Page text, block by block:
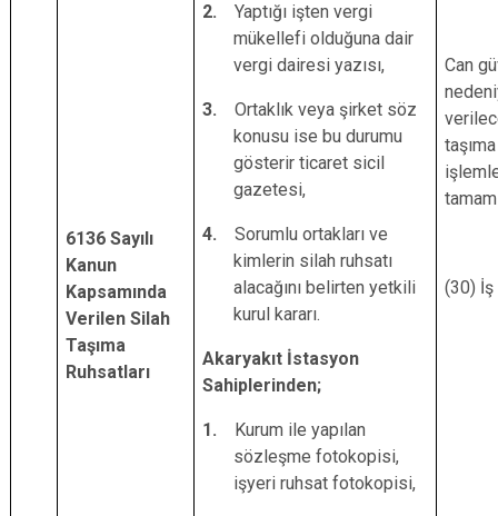
6136 Sayılı
Kanun
Kapsamında
Verilen Silah
Taşıma
Ruhsatları
2. Yaptığı işten vergi
mükellefi olduğuna dair
vergi dairesi yazısı,
3. Ortaklık veya şirket söz
konusu ise bu durumu
gösterir ticaret sicil
gazetesi,
4. Sorumlu ortakları ve
kimlerin silah ruhsatı
alacağını belirten yetkili
kurul kararı.
Akaryakıt İstasyon
Sahiplerinden;
1. Kurum ile yapılan
sözleşme fotokopisi,
işyeri ruhsat fotokopisi,
Can
(30) İş